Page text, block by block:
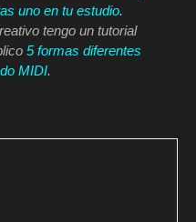
uno en tu estudio.
tengo un tutorial
5 formas diferentes
MIDI.